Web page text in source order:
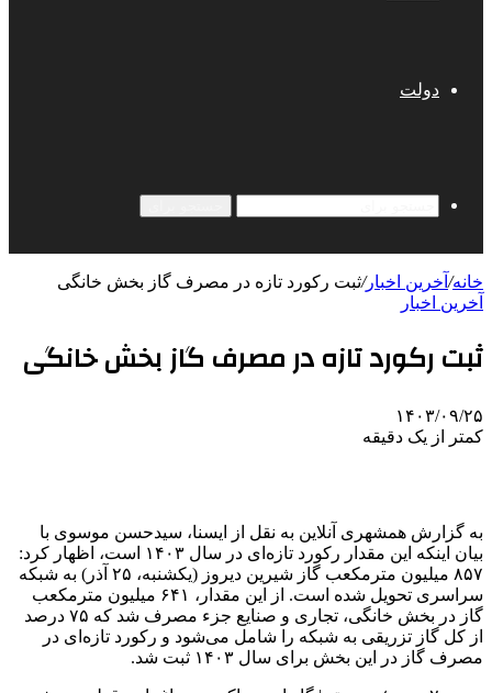
دولت
خانه/ آخرین اخبار/ثبت رکورد تازه در مصرف گاز بخش خانگی
آخرین اخبار
ثبت رکورد تازه در مصرف گاز بخش خانگی
۱۴۰۳/۰۹/۲۵
کمتر از یک دقیقه
به‌ گزارش همشهری آنلاین به نقل از ایسنا، سیدحسن موسوی با
بیان اینکه این مقدار رکورد تازه‌ای در سال ۱۴۰۳ است، اظهار کرد:
۸۵۷ میلیون مترمکعب گاز شیرین دیروز (یکشنبه، ۲۵ آذر) به شبکه
سراسری تحویل شده است. از این مقدار، ۶۴۱ میلیون مترمکعب
گاز در بخش خانگی، تجاری و صنایع جزء مصرف شد که ۷۵ درصد
از کل گاز تزریقی به شبکه را شامل می‌شود و رکورد تازه‌ای در
مصرف گاز در این بخش برای سال ۱۴۰۳ ثبت شد.